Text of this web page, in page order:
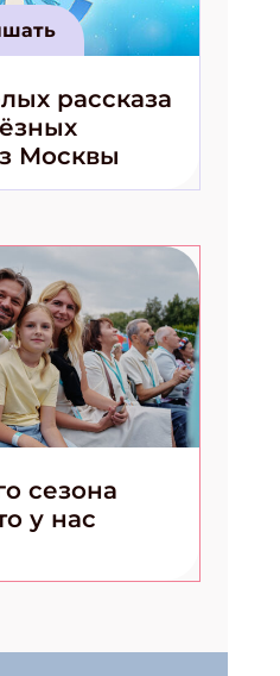
рассказа
Москвы
сезона
у нас